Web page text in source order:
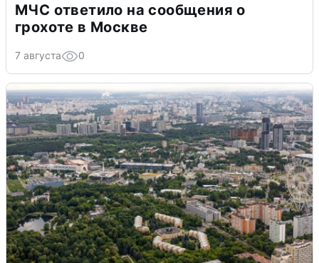
МЧС ответило на сообщения о
грохоте в Москве
7 августа 0